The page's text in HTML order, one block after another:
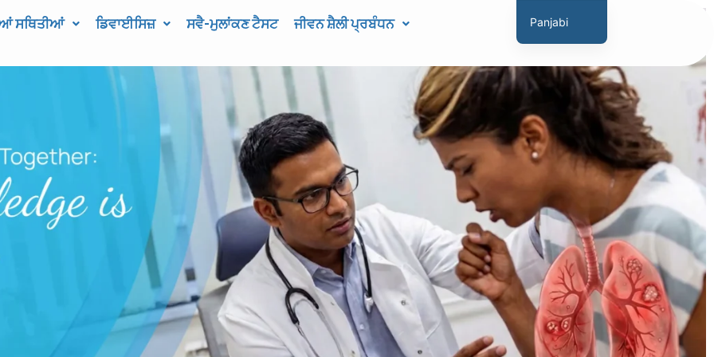
ਸਥਿਤੀਆਂ ਡਿਵਾਈਸਿਜ਼ ਸਵੈ-ਮੁਲਾਂਕਣ ਟੈਸਟ ਜੀਵਨ ਸ਼ੈਲੀ ਪ੍ਰਬੰਧਨ
Panjabi
English
Hindi
Gujarati
Tamil
Malayalam
Telugu
Assamese
Bengali
Occitan